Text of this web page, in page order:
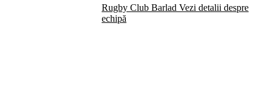
Rugby Club Barlad Vezi detalii despre
echipă